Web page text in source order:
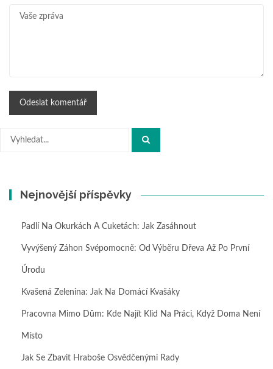
Hledat:
Nejnovější příspěvky
Padlí Na Okurkách A Cuketách: Jak Zasáhnout
Vyvýšený Záhon Svépomocně: Od Výběru Dřeva Až Po První
Úrodu
Kvašená Zelenina: Jak Na Domácí Kvašáky
Pracovna Mimo Dům: Kde Najít Klid Na Práci, Když Doma Není
Místo
Jak Se Zbavit Hraboše Osvědčenými Rady